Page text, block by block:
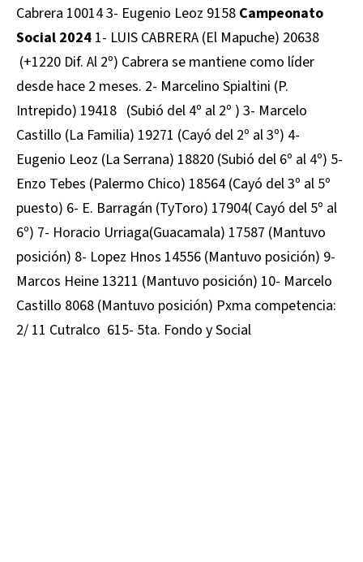
Cabrera 10014 3- Eugenio Leoz 9158 Campeonato
Social 2024 1- LUIS CABRERA (El Mapuche) 20638
(+1220 Dif. Al 2º) Cabrera se mantiene como líder
desde hace 2 meses. 2- Marcelino Spialtini (P.
Intrepido) 19418 (Subió del 4º al 2º ) 3- Marcelo
Castillo (La Familia) 19271 (Cayó del 2º al 3º) 4-
Eugenio Leoz (La Serrana) 18820 (Subió del 6º al 4º) 5-
Enzo Tebes (Palermo Chico) 18564 (Cayó del 3º al 5º
puesto) 6- E. Barragán (TyToro) 17904( Cayó del 5º al
6º) 7- Horacio Urriaga(Guacamala) 17587 (Mantuvo
posición) 8- Lopez Hnos 14556 (Mantuvo posición) 9-
Marcos Heine 13211 (Mantuvo posición) 10- Marcelo
Castillo 8068 (Mantuvo posición) Pxma competencia:
2/ 11 Cutralco 615- 5ta. Fondo y Social